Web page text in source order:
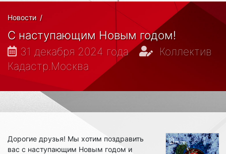
Новости /
С наступающим Новым годом!
31 декабря 2024 года
Коллектив
Кадастр.Москва
Дорогие друзья! Мы хотим поздравить
вас с наступающим Новым годом и